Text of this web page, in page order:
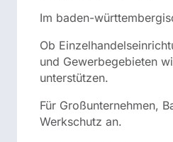
Im baden-
Ob
und Gewerbegebieten
unterstützen.
Für Großunternehmen,
Werkschutz an.